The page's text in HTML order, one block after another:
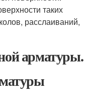
таких
расслаиваний,
арматуры.